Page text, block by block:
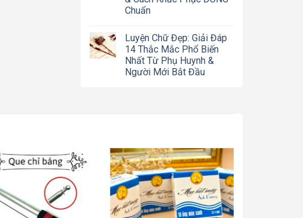
Chuẩn
Luyện Chữ Đẹp: Giải Đáp
14 Thắc Mắc Phổ Biến
Nhất Từ Phụ Huynh &
Người Mới Bắt Đầu